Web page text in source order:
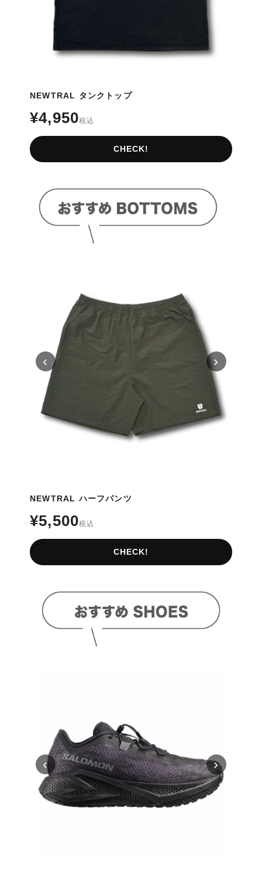
NEWTRAL タンクトップ
¥4,950税込
CHECK!
‹ ›
NEWTRAL ハーフパンツ
¥5,500税込
CHECK!
‹ ›